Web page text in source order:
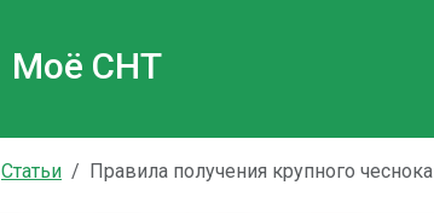
Моё СНТ
Статьи Правила получения крупного чеснока